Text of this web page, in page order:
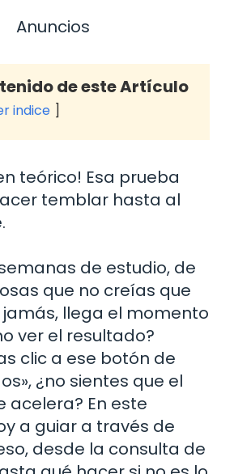
Anuncios
de este Artículo
indice
teórico! Esa prueba
temblar hasta al
de estudio, de
que no creías que
llega el momento
ver el resultado?
clic a ese botón de
¿no sientes que el
acelera? En este
a guiar a través de
desde la consulta de